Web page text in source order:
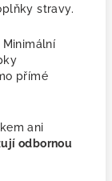
stravy.
přímé
ani
odbornou